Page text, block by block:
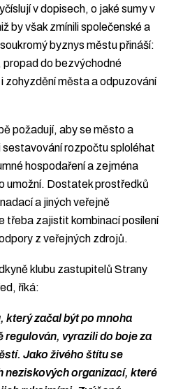
v dopisech, o jaké sumy v
by však zmínili společenské a
byznys městu přináší:
propad do bezvýchodné
zohyzdění města a odpuzování
požadují, aby se město a
rozpočtu sploléhat
hospodaření a zejména
umožní. Dostatek prostředků
a jiných veřejně
třeba zajistit kombinací posílení
z veřejných zdrojů.
klubu zastupitelů Strany
říká:
který začal být po mnoha
regulován, vyrazili do boje za
Jako živého štítu se
neziskových organizací, které